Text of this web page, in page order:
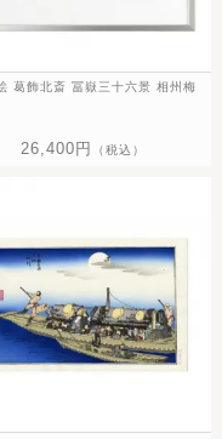
葛飾北斎 冨嶽三十六景 相州梅
26,400円 （税込）